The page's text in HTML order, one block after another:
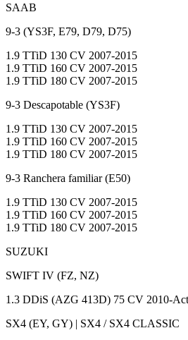
SAAB
9-3 (YS3F, E79, D79, D75)
1.9 TTiD 130 CV 2007-2015
1.9 TTiD 160 CV 2007-2015
1.9 TTiD 180 CV 2007-2015
9-3 Descapotable (YS3F)
1.9 TTiD 130 CV 2007-2015
1.9 TTiD 160 CV 2007-2015
1.9 TTiD 180 CV 2007-2015
9-3 Ranchera familiar (E50)
1.9 TTiD 130 CV 2007-2015
1.9 TTiD 160 CV 2007-2015
1.9 TTiD 180 CV 2007-2015
SUZUKI
SWIFT IV (FZ, NZ)
1.3 DDiS (AZG 413D) 75 CV 2010-
SX4 (EY, GY) | SX4 / SX4 CLASSIC